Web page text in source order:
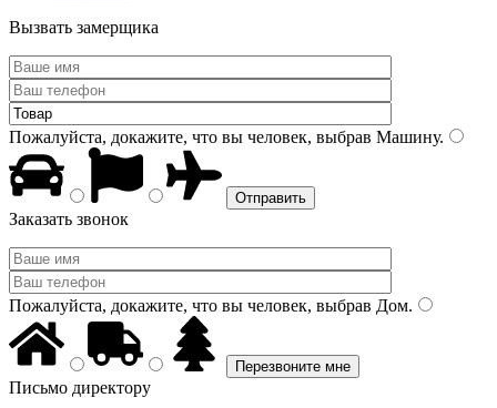
Вызвать замерщика
Пожалуйста, докажите, что вы человек, выбрав Машину.
Заказать звонок
Пожалуйста, докажите, что вы человек, выбрав Дом.
Письмо директору